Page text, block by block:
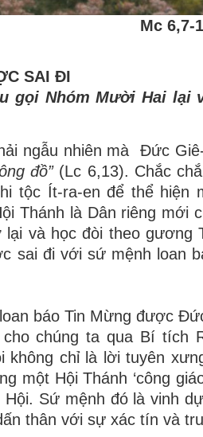
Mc 6,7-
SAI ĐI
gọi Nhóm Mười Hai
ngẫu nhiên mà Đức
đồ”(Lc 6,13). Chắc
tộc Ít-ra-en để thể hiện
Thánh là Dân riêng mới
lại và học đòi theo
sai đi với sứ mệnh loan
báo Tin Mừng được
chúng ta qua Bí tích
chỉ là lời tuyên
một Hội Thánh ‘công
Hội. Sứ mệnh đó là vinh
thân với sự xác tín và